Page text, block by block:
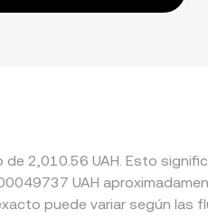
2,010.56 UAH. Esto
UAH
puede variar según las